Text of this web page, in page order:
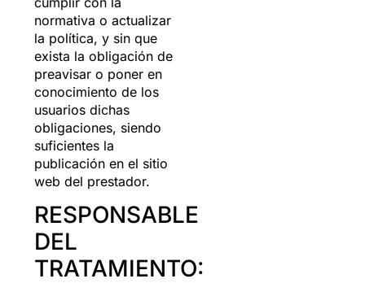
normativa o actualizar
la política, y sin que
exista la obligación de
preavisar o poner en
conocimiento de los
usuarios dichas
obligaciones, siendo
suficientes la
publicación en el sitio
web del prestador.
RESPONSABLE
DEL
TRATAMIENTO: